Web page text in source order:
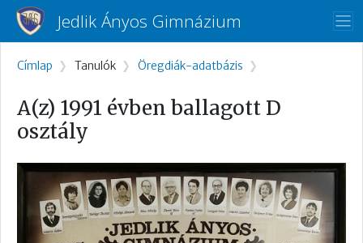
Ugrás a tartalomra
Jedlik Ányos Gimnázium
Morzsa
Címlap Tanulók Öregdiák-adatbázis
A(z) 1991 évben ballagott D
osztály